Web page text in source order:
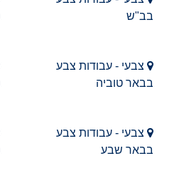
בב"ש
צבעי - עבודות צבע
בבאר טוביה
צבעי - עבודות צבע
בבאר שבע